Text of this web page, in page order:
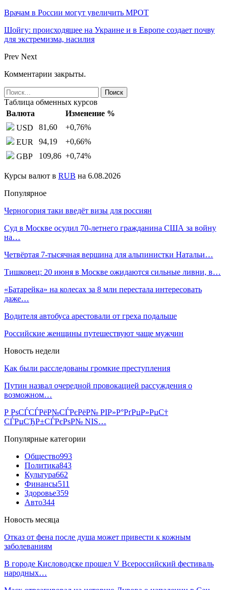
Врачам в России могут увеличить МРОТ
Шойгу: происходящее на Украине и в Европе создает почву
для экстремизма, насилия
Prev Next
Комментарии закрыты.
Таблица обменных курсов
Валюта
Изменение %
USD
81,60 +0,76%
EUR
94,19 +0,66%
GBP
109,86 +0,74%
Курсы валют в RUB на 6.08.2026
Популярное
Черногория таки введёт визы для россиян
Суд в Москве осудил 70-летнего гражданина США за войну
на…
Четвёртая 7-тысячная вершина для альпинистки Натальи…
Тишковец: 20 июня в Москве ожидаются сильные ливни, в…
«Батарейка» на колесах за 8 млн перестала интересовать
даже…
Водителя автобуса арестовали от греха подальше
Российские женщины путешествуют чаще мужчин
Новость недели
Как были расследованы громкие преступления
Путин назвал очередной провокацией рассуждения о
возможном…
Р РѕСЃСЃРёР№СЃРєРёР№ РІР»Р°РґРµР»РµС†
СЃРµСЂР±СЃРєРѕР№ NIS…
Популярные категории
Общество993
Политика843
Культура662
Финансы511
Здоровье359
Авто344
Новость месяца
Отказ от фена после душа может привести к кожным
заболеваниям
В городе Кисловодске прошел V Всероссийский фестиваль
народных…